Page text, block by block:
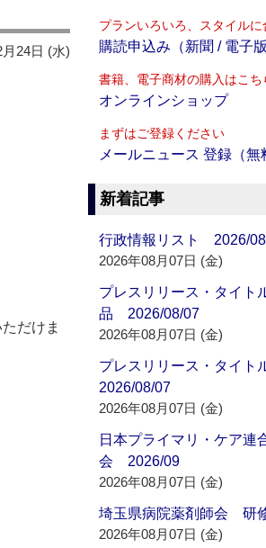
24日 (水)
だけま
プランいろいろ、スタイルに
購読申込み（新聞 / 電子版
書籍、電子商材の購入はこち
オンラインショップ
まずはご登録ください
メールニュース 登録（無
新着記事
行政情報リスト 2026/
2026年08月07日 (金)
プレスリリース・タイト
品 2026/08/07
2026年08月07日 (金)
プレスリリース・タイト
2026/08/07
2026年08月07日 (金)
日本プライマリ・ケア
会 2026/09
2026年08月07日 (金)
埼玉県病院薬剤師会 研
2026年08月07日 (金)